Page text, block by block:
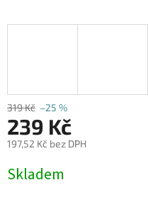
319 Kč –25 %
239 Kč
197,52 Kč bez DPH
cena:
Skladem